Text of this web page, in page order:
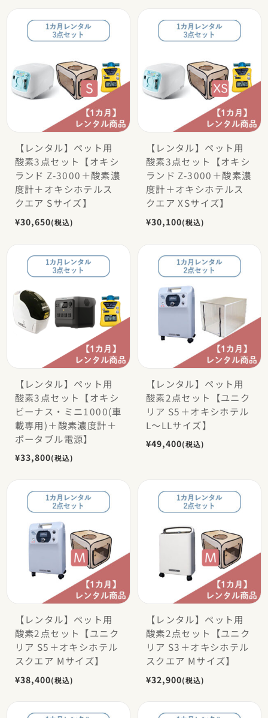
【レンタル】ペット用
酸素3点セット【オキシ
ランド Z-3000＋酸素濃
度計＋オキシホテルス
クエア Sサイズ】
¥30,650(税込)
【レンタル】ペット用
酸素3点セット【オキシ
ランド Z-3000＋酸素濃
度計＋オキシホテルス
クエア XSサイズ】
¥30,100(税込)
【レンタル】ペット用
酸素3点セット【オキシ
ビーナス・ミニ1000(車
載専用)＋酸素濃度計＋
ポータブル電源】
¥33,800(税込)
【レンタル】ペット用
酸素2点セット【ユニク
リア S5＋オキシホテル
L〜LLサイズ】
¥49,400(税込)
【レンタル】ペット用
酸素2点セット【ユニク
リア S5＋オキシホテル
スクエア Mサイズ】
¥38,400(税込)
【レンタル】ペット用
酸素2点セット【ユニク
リア S3＋オキシホテル
スクエア Mサイズ】
¥32,900(税込)